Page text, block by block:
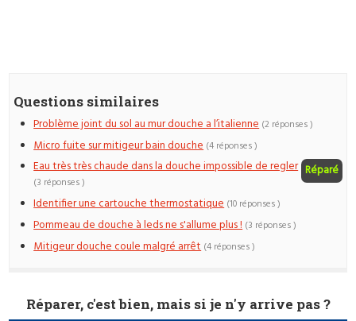
Questions similaires
Problème joint du sol au mur douche a l’italienne (2 réponses )
Micro fuite sur mitigeur bain douche (4 réponses )
Eau très très chaude dans la douche impossible de regler Réparé
(3 réponses )
Identifier une cartouche thermostatique (10 réponses )
Pommeau de douche à leds ne s'allume plus ! (3 réponses )
Mitigeur douche coule malgré arrêt (4 réponses )
Réparer, c'est bien, mais si je n'y arrive pas ?